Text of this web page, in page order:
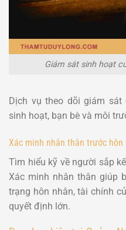
Giám sát sinh hoạt
Dịch vụ theo dõi giám sát
sinh hoạt, bạn bè và môi
Xác minh nhân thân trước
Tìm hiểu kỹ về người sắp
Xác minh nhân thân giúp
trạng hôn nhân, tài chính
quyết định lớn.